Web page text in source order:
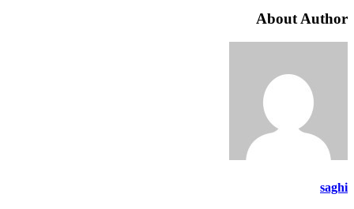
About Author
saghi